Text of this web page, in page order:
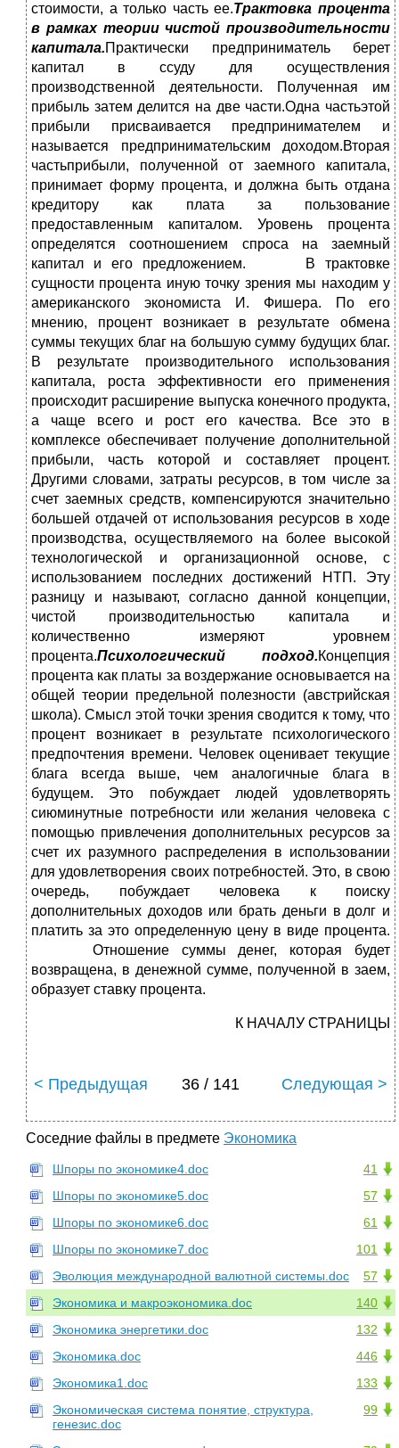
стоимости, а только часть ее.Трактовка процента
в рамках теории чистой производительности
капитала.Практически предприниматель берет
капитал в ссуду для осуществления
производственной деятельности. Полученная им
прибыль затем делится на две части.Одна частьэтой
прибыли присваивается предпринимателем и
называется предпринимательским доходом.Вторая
частьприбыли, полученной от заемного капитала,
принимает форму процента, и должна быть отдана
кредитору как плата за пользование
предоставленным капиталом. Уровень процента
определятся соотношением спроса на заемный
капитал и его предложением. В трактовке
сущности процента иную точку зрения мы находим у
американского экономиста И. Фишера. По его
мнению, процент возникает в результате обмена
суммы текущих благ на большую сумму будущих благ.
В результате производительного использования
капитала, роста эффективности его применения
происходит расширение выпуска конечного продукта,
а чаще всего и рост его качества. Все это в
комплексе обеспечивает получение дополнительной
прибыли, часть которой и составляет процент.
Другими словами, затраты ресурсов, в том числе за
счет заемных средств, компенсируются значительно
большей отдачей от использования ресурсов в ходе
производства, осуществляемого на более высокой
технологической и организационной основе, с
использованием последних достижений НТП. Эту
разницу и называют, согласно данной концепции,
чистой производительностью капитала и
количественно измеряют уровнем
процента.Психологический подход.Концепция
процента как платы за воздержание основывается на
общей теории предельной полезности (австрийская
школа). Смысл этой точки зрения сводится к тому, что
процент возникает в результате психологического
предпочтения времени. Человек оценивает текущие
блага всегда выше, чем аналогичные блага в
будущем. Это побуждает людей удовлетворять
сиюминутные потребности или желания человека с
помощью привлечения дополнительных ресурсов за
счет их разумного распределения в использовании
для удовлетворения своих потребностей. Это, в свою
очередь, побуждает человека к поиску
дополнительных доходов или брать деньги в долг и
платить за это определенную цену в виде процента.
Отношение суммы денег, которая будет
возвращена, в денежной сумме, полученной в заем,
образует ставку процента.
К НАЧАЛУ СТРАНИЦЫ
< Предыдущая 36 / 141 Следующая >
Соседние файлы в предмете Экономика
41
Шпоры по экономике4.doc
57
Шпоры по экономике5.doc
61
Шпоры по экономике6.doc
101
Шпоры по экономике7.doc
57
Эволюция международной валютной системы.doc
140
Экономика и макроэкономика.doc
132
Экономика энергетики.doc
446
Экономика.doc
133
Экономика1.doc
99
Экономическая система понятие, структура,
генезис.doc